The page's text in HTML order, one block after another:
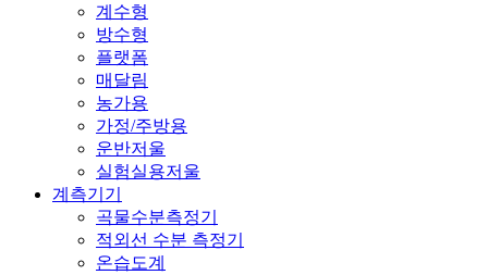
계수형
방수형
플랫폼
매달림
농가용
가정/주방용
운반저울
실험실용저울
계측기기
곡물수분측정기
적외선 수분 측정기
온습도계